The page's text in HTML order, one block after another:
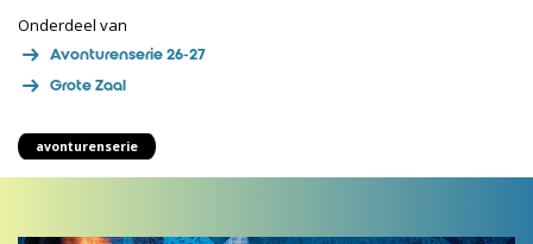
Onderdeel van
Avonturenserie 26-27
Grote Zaal
avonturenserie